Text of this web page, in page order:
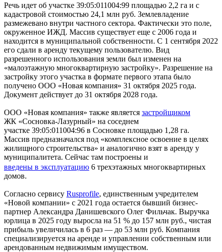
Речь идет об участке 39:05:011004:99 площадью 2,2 га и с
кадастровой стоимостью 24,1 млн руб. Землевладение
размежевано внутри частного сектора. Фактически это поле,
окруженное ИЖД. Массив существует еще с 2006 года и
находится в муниципальной собственности. С 1 сентября 2022
его сдали в аренду текущему пользователю. Вид
разрешенного использования земли был изменен на
«малоэтажную многоквартирную застройку». Разрешение на
застройку этого участка в формате первого этапа было
получено ООО «Новая компания» 31 октября 2025 года.
Документ действует до 31 октября 2028 года.
ООО «Новая компания» также является застройщиком
ЖК «Сосновка-Лазурный» на соседнем
участке 39:05:011004:96 в Сосновке площадью 1,28 га.
Массив предназначался под «комплексное освоение в целях
жилищного строительства» и аналогично взят в аренду у
муниципалитета. Сейчас там построены и
введены в эксплуатацию 6 трехэтажных многоквартирных
домов.
Согласно сервису Rusprofile, единственным учредителем
«Новой компании» с 2021 года остается бывший бизнес-
партнер Александра Данишевского Олег Фильчак. Выручка
юрлица в 2025 году выросла на 51 % до 157 млн руб., чистая
прибыль увеличилась в 6 раз — до 53 млн руб. Компания
специализируется на аренде и управлении собственным или
арендованным недвижимым имуществом.